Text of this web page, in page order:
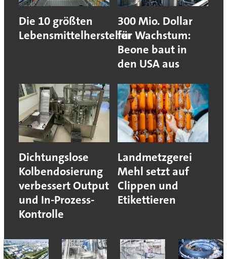
Die 10 größten
Lebensmittelhersteller
300 Mio. Dollar
für Wachstum:
Beone baut in
den USA aus
Dichtungslose
Kolbendosierung
verbessert Output
und In-Prozess-
Kontrolle
Landmetzgerei
Mehl setzt auf
Clippen und
Etikettieren